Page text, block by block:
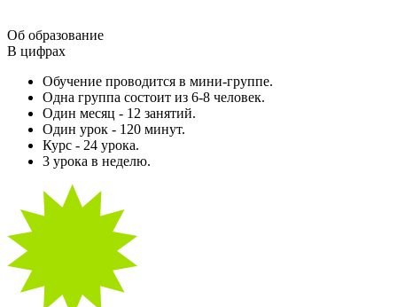
Об образование
В цифрах
Обучение проводится в мини-группе.
Одна группа состоит из 6-8 человек.
Один месяц - 12 занятий.
Один урок - 120 минут.
Курс - 24 урока.
3 урока в неделю.